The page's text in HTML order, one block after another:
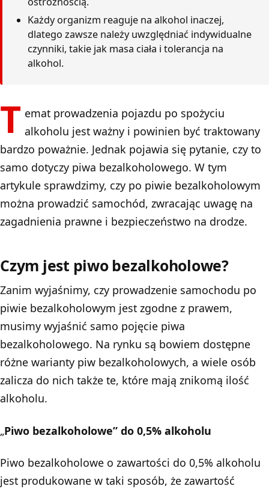
Każdy organizm reaguje na alkohol inaczej,
dlatego zawsze należy uwzględniać indywidualne
czynniki, takie jak masa ciała i tolerancja na
alkohol.
T emat prowadzenia pojazdu po spożyciu
alkoholu jest ważny i powinien być traktowany
bardzo poważnie. Jednak pojawia się pytanie, czy to
samo dotyczy piwa bezalkoholowego. W tym
artykule sprawdzimy, czy po piwie bezalkoholowym
można prowadzić samochód, zwracając uwagę na
zagadnienia prawne i bezpieczeństwo na drodze.
Czym jest piwo bezalkoholowe?
Zanim wyjaśnimy, czy prowadzenie samochodu po
piwie bezalkoholowym jest zgodne z prawem,
musimy wyjaśnić samo pojęcie piwa
bezalkoholowego. Na rynku są bowiem dostępne
różne warianty piw bezalkoholowych, a wiele osób
zalicza do nich także te, które mają znikomą ilość
alkoholu.
„Piwo bezalkoholowe” do 0,5% alkoholu
Piwo bezalkoholowe o zawartości do 0,5% alkoholu
jest produkowane w taki sposób, że zawartość